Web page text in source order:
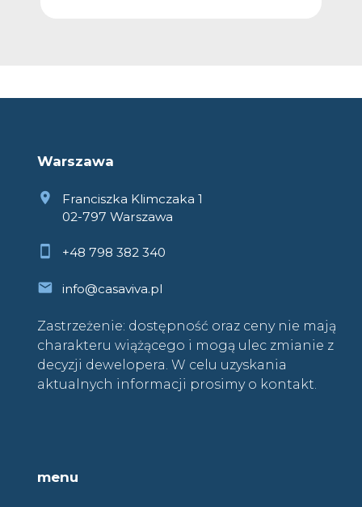
Warszawa
Franciszka Klimczaka 1
02-797 Warszawa
+48 798 382 340
info@casaviva.pl
Zastrzeżenie: dostępność oraz ceny nie mają
charakteru wiążącego i mogą ulec zmianie z
decyzji dewelopera. W celu uzyskania
aktualnych informacji prosimy o kontakt.
menu